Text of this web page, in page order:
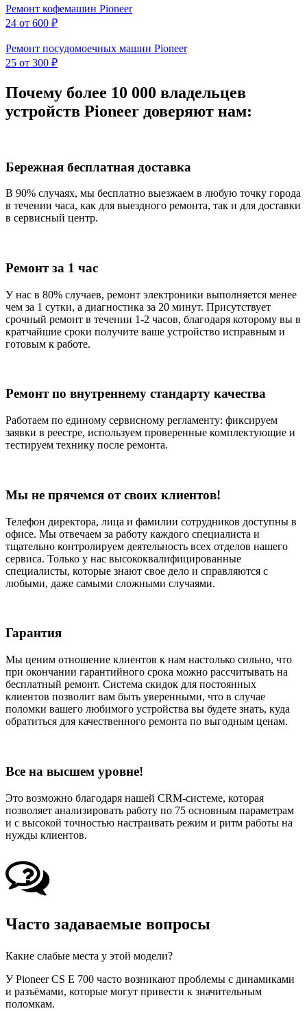
Ремонт кофемашин Pioneer
24 от 600 ₽
Ремонт посудомоечных машин Pioneer
25 от 300 ₽
Почему более 10 000 владельцев
устройств Pioneer доверяют нам:
Бережная бесплатная доставка
В 90% случаях, мы бесплатно выезжаем в любую точку города
в течении часа, как для выездного ремонта, так и для доставки
в сервисный центр.
Ремонт за 1 час
У нас в 80% случаев, ремонт электроники выполняется менее
чем за 1 сутки, а диагностика за 20 минут. Присутствует
срочный ремонт в течении 1-2 часов, благодаря которому вы в
кратчайшие сроки получите ваше устройство исправным и
готовым к работе.
Ремонт по внутреннему стандарту качества
Работаем по единому сервисному регламенту: фиксируем
заявки в реестре, используем проверенные комплектующие и
тестируем технику после ремонта.
Мы не прячемся от своих клиентов!
Телефон директора, лица и фамилии сотрудников доступны в
офисе. Мы отвечаем за работу каждого специалиста и
тщательно контролируем деятельность всех отделов нашего
сервиса. Только у нас высококвалифицированные
специалисты, которые знают свое дело и справляются с
любыми, даже самыми сложными случаями.
Гарантия
Мы ценим отношение клиентов к нам настолько сильно, что
при окончании гарантийного срока можно рассчитывать на
бесплатный ремонт. Система скидок для постоянных
клиентов позволит вам быть уверенными, что в случае
поломки вашего любимого устройства вы будете знать, куда
обратиться для качественного ремонта по выгодным ценам.
Все на высшем уровне!
Это возможно благодаря нашей CRM-системе, которая
позволяет анализировать работу по 75 основным параметрам
и с высокой точностью настраивать режим и ритм работы на
нужды клиентов.
Часто задаваемые вопросы
Какие слабые места у этой модели?
У Pioneer CS E 700 часто возникают проблемы с динамиками
и разъёмами, которые могут привести к значительным
поломкам.